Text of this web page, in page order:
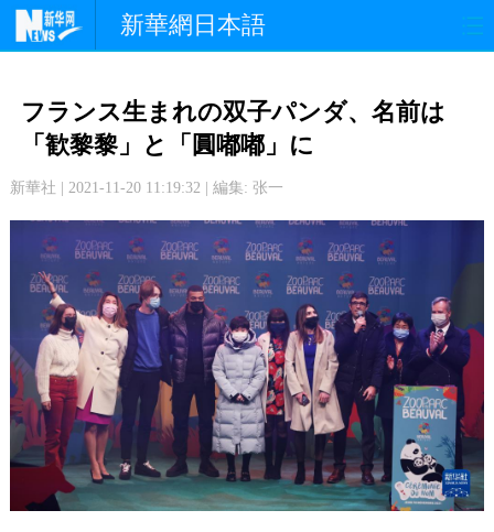
新華網日本語
文 化 観 光
中日交流 国 際
写 真
フランス生まれの双子パンダ、名前は
「歓黎黎」と「圓嘟嘟」に
新華社 | 2021-11-20 11:19:32 | 編集: 张一